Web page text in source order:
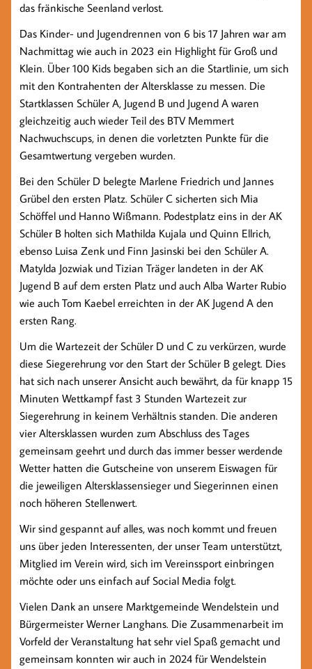
das fränkische Seenland verlost.
Das Kinder- und Jugendrennen von 6 bis 17 Jahren war am
Nachmittag wie auch in 2023 ein Highlight für Groß und
Klein. Über 100 Kids begaben sich an die Startlinie, um sich
mit den Kontrahenten der Altersklasse zu messen. Die
Startklassen Schüler A, Jugend B und Jugend A waren
gleichzeitig auch wieder Teil des BTV Memmert
Nachwuchscups, in denen die vorletzten Punkte für die
Gesamtwertung vergeben wurden.
Bei den Schüler D belegte Marlene Friedrich und Jannes
Grübel den ersten Platz. Schüler C sicherten sich Mia
Schöffel und Hanno Wißmann. Podestplatz eins in der AK
Schüler B holten sich Mathilda Kujala und Quinn Ellrich,
ebenso Luisa Zenk und Finn Jasinski bei den Schüler A.
Matylda Jozwiak und Tizian Träger landeten in der AK
Jugend B auf dem ersten Platz und auch Alba Warter Rubio
wie auch Tom Kaebel erreichten in der AK Jugend A den
ersten Rang.
Um die Wartezeit der Schüler D und C zu verkürzen, wurde
diese Siegerehrung vor den Start der Schüler B gelegt. Dies
hat sich nach unserer Ansicht auch bewährt, da für knapp 15
Minuten Wettkampf fast 3 Stunden Wartezeit zur
Siegerehrung in keinem Verhältnis standen. Die anderen
vier Altersklassen wurden zum Abschluss des Tages
gemeinsam geehrt und durch das immer besser werdende
Wetter hatten die Gutscheine von unserem Eiswagen für
die jeweiligen Altersklassensieger und Siegerinnen einen
noch höheren Stellenwert.
Wir sind gespannt auf alles, was noch kommt und freuen
uns über jeden Interessenten, der unser Team unterstützt,
Mitglied im Verein wird, sich im Vereinssport einbringen
möchte oder uns einfach auf Social Media folgt.
Vielen Dank an unsere Marktgemeinde Wendelstein und
Bürgermeister Werner Langhans. Die Zusammenarbeit im
Vorfeld der Veranstaltung hat sehr viel Spaß gemacht und
gemeinsam konnten wir auch in 2024 für Wendelstein